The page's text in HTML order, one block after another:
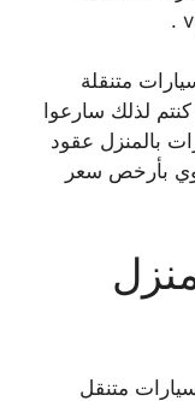
متنقلة
لذلك سارعوا
بالمنزل عقود
بأرخص سعر
متنقل